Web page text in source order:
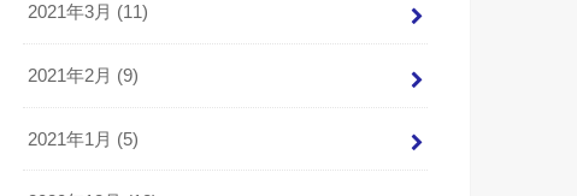
2021年3月 (11)
2021年2月 (9)
2021年1月 (5)